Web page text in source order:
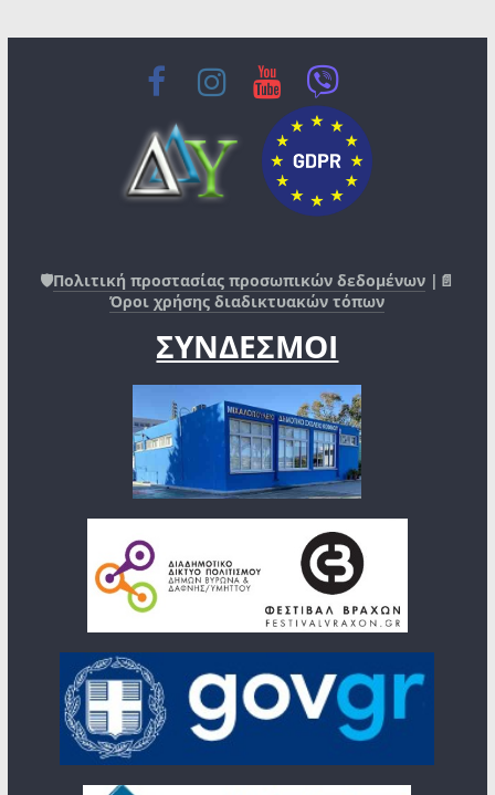
🛡️Πολιτική προστασίας προσωπικών δεδομένων |📄
Όροι χρήσης διαδικτυακών τόπων
ΣΥΝΔΕΣΜΟΙ